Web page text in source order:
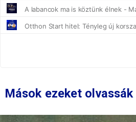
Mások ezeket olvassák